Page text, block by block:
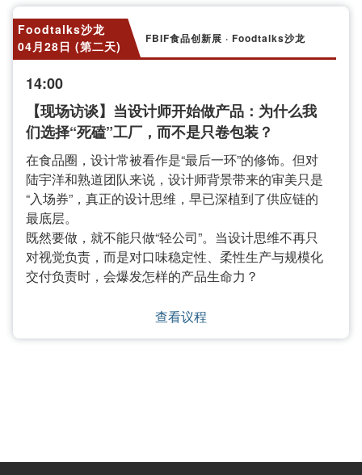
Foodtalks沙龙
04月28日 (第二天)
FBIF食品创新展 · Foodtalks沙龙
14:00
【现场访谈】当设计师开始做产品：为什么我
们选择“死磕”工厂，而不是只卷包装？
在食品圈，设计常被看作是“最后一环”的修饰。但对
陆宇洋和熟道团队来说，设计师背景带来的审美只是
“入场券”，真正的设计思维，早已深植到了供应链的
最底层。
既然要做，就不能只做“轻公司”。当设计思维不再只
对视觉负责，而是对口味稳定性、柔性生产与规模化
交付负责时，会爆发怎样的产品生命力？
查看议程